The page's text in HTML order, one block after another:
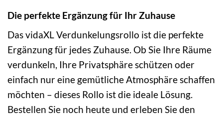
Die perfekte Ergänzung für Ihr Zuhause
Das vidaXL Verdunkelungsrollo ist die perfekte
Ergänzung für jedes Zuhause. Ob Sie Ihre Räume
verdunkeln, Ihre Privatsphäre schützen oder
einfach nur eine gemütliche Atmosphäre schaffen
möchten – dieses Rollo ist die ideale Lösung.
Bestellen Sie noch heute und erleben Sie den